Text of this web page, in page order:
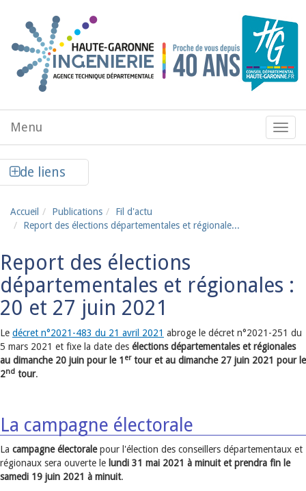
Menu
de
Menu
de liens
Accueil Publications
Fil d'actu
Report des élections départementales et régionale...
Report des élections
départementales et régionales :
20 et 27 juin 2021
Le décret n°2021-483 du 21 avril 2021 abroge le décret n°2021-251 du
5 mars 2021 et fixe la date des élections départementales et régionales
au dimanche 20 juin pour le 1 ertour et au dimanche 27 juin 2021 pour le
2nd tour.
La campagne électorale
La campagne électoralepour l'élection des conseillers départementaux et
régionaux sera ouverte le lundi 31 mai 2021 à minuit et prendra fin le
samedi 19 juin 2021 à minuit.